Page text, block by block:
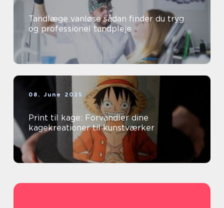
Tandlæge vanløse sådan finder du tryg
og professionel tandpleje
08. June 2025
Print til kage: Forvandler dine
kagekreationer til kunstværker